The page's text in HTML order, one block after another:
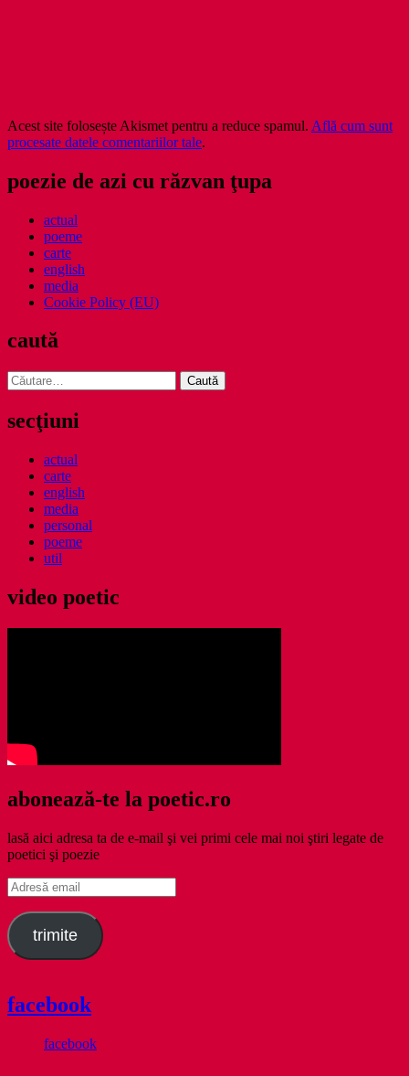
Acest site folosește Akismet pentru a reduce spamul. Află cum sunt
procesate datele comentariilor tale.
poezie de azi cu răzvan ţupa
actual
poeme
carte
english
media
Cookie Policy (EU)
caută
Caută
după:
secţiuni
actual
carte
english
media
personal
poeme
util
video poetic
abonează-te la poetic.ro
lasă aici adresa ta de e-mail şi vei primi cele mai noi ştiri legate de
poetici şi poezie
Adresă
email
trimite
facebook
facebook